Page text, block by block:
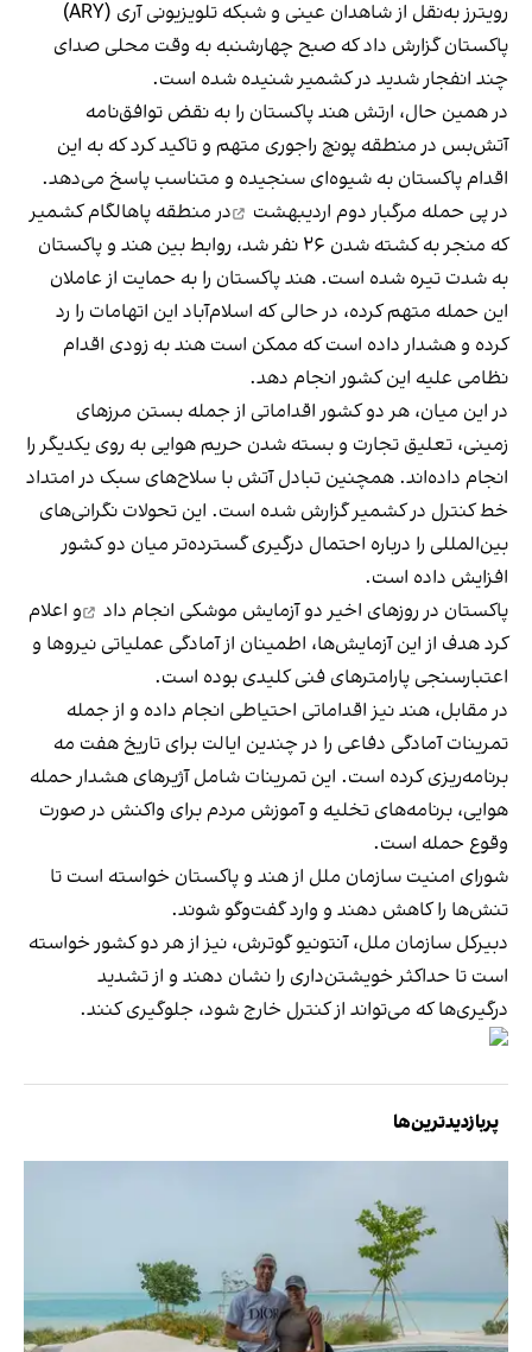
رویترز به‌نقل از شاهدان عینی و شبکه تلویزیونی آری (ARY)
پاکستان گزارش داد که صبح چهارشنبه به وقت محلی صدای
چند انفجار شدید در کشمیر شنیده شده است.
در همین حال، ارتش هند پاکستان را به نقض توافق‌نامه
آتش‌بس در منطقه پونچ راجوری متهم و تاکید کرد که به این
اقدام پاکستان به شیوه‌ای سنجیده و متناسب پاسخ می‌دهد.
در پی حمله مرگبار دوم اردیبهشت
در منطقه پاهالگام کشمیر
که منجر به کشته شدن ۲۶ نفر شد، روابط بین هند و پاکستان
به شدت تیره شده است. هند پاکستان را به حمایت از عاملان
این حمله متهم کرده، در حالی که اسلام‌آباد این اتهامات را رد
کرده و هشدار داده است که ممکن است هند به زودی اقدام
نظامی علیه این کشور انجام دهد.​
در این میان، هر دو کشور اقداماتی از جمله بستن مرزهای
زمینی، تعلیق تجارت و بسته شدن حریم هوایی به روی یکدیگر را
انجام داده‌اند. همچنین تبادل آتش با سلاح‌های سبک در امتداد
خط کنترل در کشمیر گزارش شده است. این تحولات نگرانی‌های
بین‌المللی را درباره احتمال درگیری گسترده‌تر میان دو کشور
افزایش داده است.​
پاکستان در روزهای اخیر دو آزمایش موشکی انجام داد
و اعلام
کرد هدف از این آزمایش‌ها، اطمینان از آمادگی عملیاتی نیروها و
اعتبارسنجی پارامترهای فنی کلیدی بوده است.
در مقابل، هند نیز اقداماتی احتیاطی انجام داده و از جمله
تمرینات آمادگی دفاعی را در چندین ایالت برای تاریخ هفت مه
برنامه‌ریزی کرده است. این تمرینات شامل آژیرهای هشدار حمله
هوایی، برنامه‌های تخلیه و آموزش مردم برای واکنش در صورت
وقوع حمله است. ​
شورای امنیت سازمان ملل از هند و پاکستان خواسته است تا
تنش‌ها را کاهش دهند و وارد گفت‌وگو شوند.
دبیرکل سازمان ملل، آنتونیو گوترش، نیز از هر دو کشور خواسته
است تا حداکثر خویشتن‌داری را نشان دهند و از تشدید
درگیری‌ها که می‌تواند از کنترل خارج شود، جلوگیری کنند. ​
پربازدیدترین‌ها